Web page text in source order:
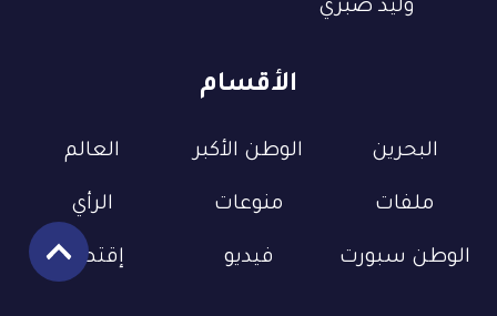
الأقسام
البحرين الوطن الأكبر العالم
ملفات منوعات الرأي
الوطن سبورت فيديو إقتصاد
وليد صبري